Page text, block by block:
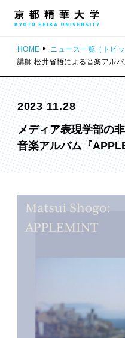
HOME ニュース一覧（トピッ
講師 松井省悟による音楽アル
2023 11.28
メディア表現学部の
音楽アルバム『